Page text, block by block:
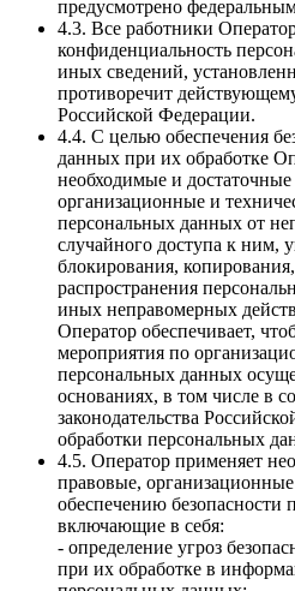
предусмотрено
4.3. Все работники
конфиденциальность
иных сведений,
противоречит
Российской Федерации.
4.4. С целью обеспечения
данных при их обработке
необходимые и
организационные и
персональных данных от
случайного доступа к ним,
блокирования,
распространения
иных неправомерных
Оператор обеспечивает,
мероприятия по
персональных данных
основаниях, в том числе в
законодательства
обработки персональных
4.5. Оператор применяет
правовые,
обеспечению безопасности
включающие в себя:
- определение угроз
при их обработке в